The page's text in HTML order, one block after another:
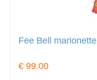
Fee Bell marionette
€ 99.00